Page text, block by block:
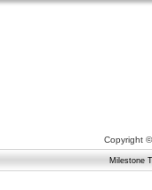
Copyright
Milestone